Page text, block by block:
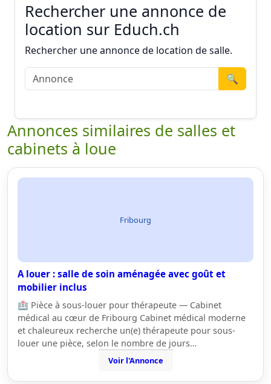
Rechercher une annonce de
location sur Educh.ch
Rechercher une annonce de location de salle.
🔍
Annonces similaires de salles et
cabinets à loue
Fribourg
A louer : salle de soin aménagée avec goût et
mobilier inclus
🏥 Pièce à sous-louer pour thérapeute — Cabinet
médical au cœur de Fribourg Cabinet médical moderne
et chaleureux recherche un(e) thérapeute pour sous-
louer une pièce, selon le nombre de jours…
Voir l'Annonce